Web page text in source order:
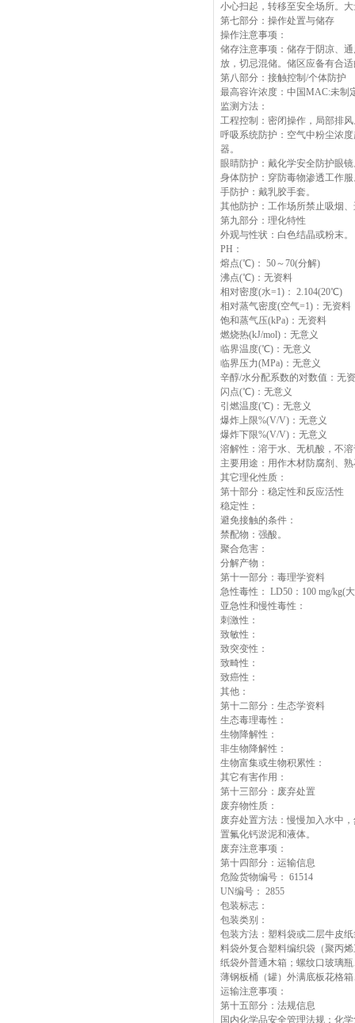
小心扫起，转移至安全场所。
第七部分：操作处置与储存
操作注意事项：
储存注意事项：储存于阴凉、
放，切忌混储。储区应备有合
第八部分：接触控制/个体防护
最高容许浓度：中国MAC:未制
监测方法：
工程控制：密闭操作，局部排
呼吸系统防护：空气中粉尘浓
器。
眼睛防护：戴化学安全防护眼
身体防护：穿防毒物渗透工作
手防护：戴乳胶手套。
其他防护：工作场所禁止吸烟
第九部分：理化特性
外观与性状：白色结晶或粉末。
PH：
熔点(℃)： 50～70(分解)
沸点(℃)：无资料
相对密度(水=1)： 2.104(20℃)
相对蒸气密度(空气=1)：无资料
饱和蒸气压(kPa)：无资料
燃烧热(kJ/mol)：无意义
临界温度(℃)：无意义
临界压力(MPa)：无意义
辛醇/水分配系数的对数值：无
闪点(℃)：无意义
引燃温度(℃)：无意义
爆炸上限%(V/V)：无意义
爆炸下限%(V/V)：无意义
溶解性：溶于水、无机酸，不
主要用途：用作木材防腐剂、
其它理化性质：
第十部分：稳定性和反应活性
稳定性：
避免接触的条件：
禁配物：强酸。
聚合危害：
分解产物：
第十一部分：毒理学资料
急性毒性： LD50：100 mg/kg(
亚急性和慢性毒性：
刺激性：
致敏性：
致突变性：
致畸性：
致癌性：
其他：
第十二部分：生态学资料
生态毒理毒性：
生物降解性：
非生物降解性：
生物富集或生物积累性：
其它有害作用：
第十三部分：废弃处置
废弃物性质：
废弃处置方法：慢慢加入水中
置氟化钙淤泥和液体。
废弃注意事项：
第十四部分：运输信息
危险货物编号： 61514
UN编号： 2855
包装标志：
包装类别：
包装方法：塑料袋或二层牛皮
料袋外复合塑料编织袋（聚丙
纸袋外普通木箱；螺纹口玻璃
薄钢板桶（罐）外满底板花格
运输注意事项：
第十五部分：法规信息
国内化学品安全管理法规：化